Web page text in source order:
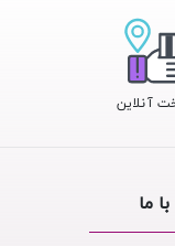
آنلاین
ما